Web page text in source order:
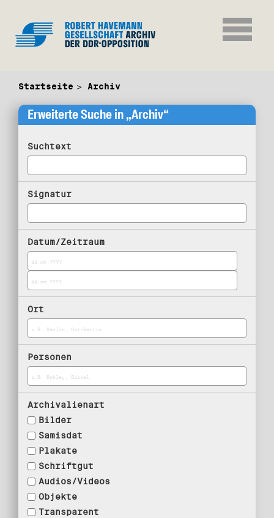
Startseite Archiv
Erweiterte Suche in „Archiv“
Suchtext
Signatur
Datum/Zeitraum
Ort
Personen
Archivalienart
Bilder
Samisdat
Plakate
Schriftgut
Audios/Videos
Objekte
Transparent